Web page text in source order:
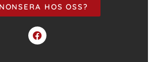
HOS OSS?